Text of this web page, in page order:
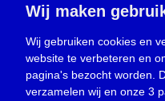
Gemeentepagina(104)
Ingezonden brief(538)
Media(156)
Nieuws (23.329)
Wij maken
Wij gebruiken cookies en
website te verbeteren en
pagina's bezocht worden.
verzamelen wij en onze 3